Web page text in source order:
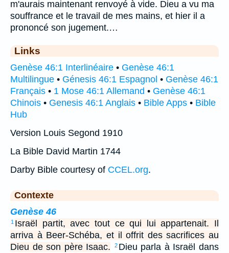
m'aurais maintenant renvoyé à vide. Dieu a vu ma
souffrance et le travail de mes mains, et hier il a
prononcé son jugement.…
Links
Genèse 46:1 Interlinéaire • Genèse 46:1
Multilingue • Génesis 46:1 Espagnol • Genèse 46:1
Français • 1 Mose 46:1 Allemand • Genèse 46:1
Chinois • Genesis 46:1 Anglais • Bible Apps • Bible
Hub
Version Louis Segond 1910
La Bible David Martin 1744
Darby Bible courtesy of CCEL.org.
Contexte
Genèse 46
1 Israël partit, avec tout ce qui lui appartenait. Il
arriva à Beer-Schéba, et il offrit des sacrifices au
Dieu de son père Isaac.
2 Dieu parla à Israël dans